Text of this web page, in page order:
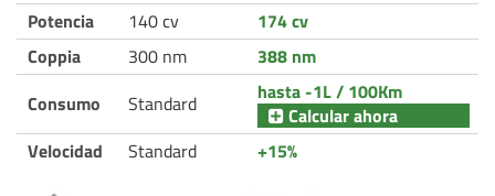
Potencia
140 cv
174 cv
Coppia
300 nm
388 nm
Consumo
Standard
hasta -1L / 100Km
Calcular ahora
Velocidad
Standard +15%